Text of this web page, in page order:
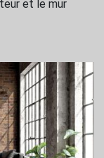
et le mur